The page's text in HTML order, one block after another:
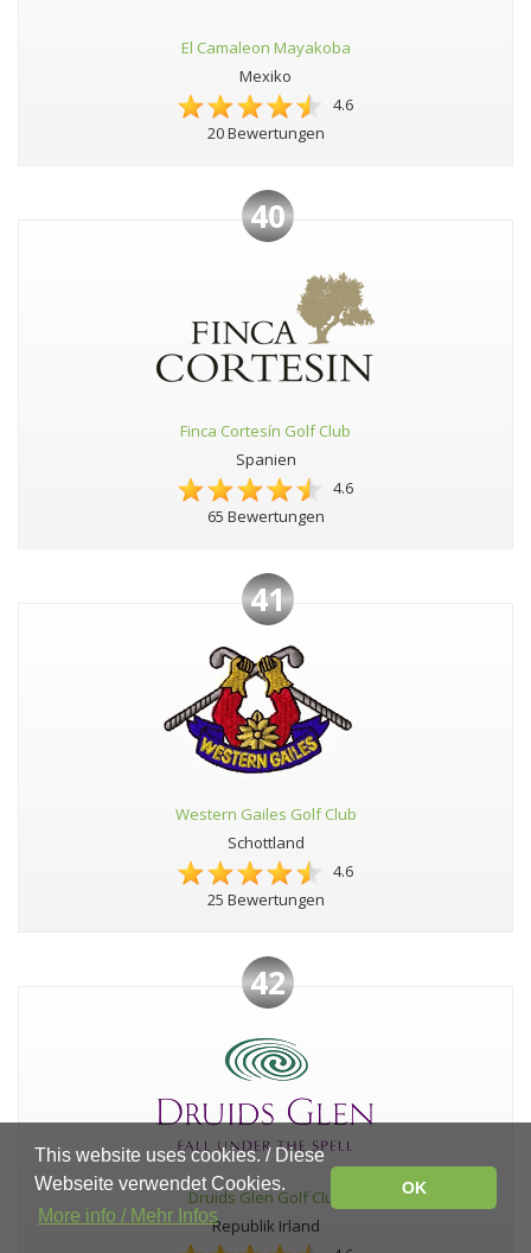
El Camaleon Mayakoba
Mexiko
4.6
20 Bewertungen
40
Finca Cortesín Golf Club
Spanien
4.6
65 Bewertungen
41
Western Gailes Golf Club
Schottland
4.6
25 Bewertungen
42
Druids Glen Golf Club
Republik Irland
This website uses cookies. / Diese
Webseite verwendet Cookies.
More info / Mehr Infos
OK